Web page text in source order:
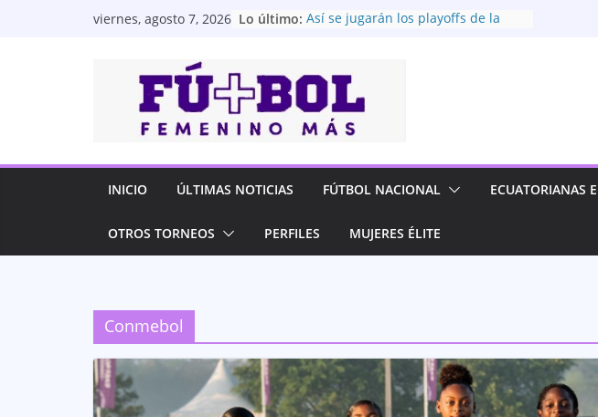
viernes, agosto 7, 2026 Lo último: Así se jugarán los playoffs de la
IDV Sub-14 y Sub-16 clasifican a las
semifinales de la Fiesta Conmebol
Evolución 2026
Dragonas IDV apuesta por el futuro
infraestructura
Universidad Católica se instala
Barcelona SC golea y clasifica a las
semifinales de la Superliga
INICIO ÚLTIMAS NOTICIAS FÚTBOL NACIONAL ECUATORIANAS
OTROS TORNEOS PERFILES MUJERES ÉLITE
Conmebol